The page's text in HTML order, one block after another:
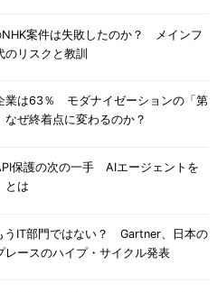
NHK案件は失敗したのか？ メインフ
のリスクと教訓
業は63％ モダナイゼーションの「第
なぜ終着点に変わるのか？
保護の次の一手 AIエージェントを
とは
うIT部門ではない？ Gartner、日本の
レースのハイプ・サイクル発表